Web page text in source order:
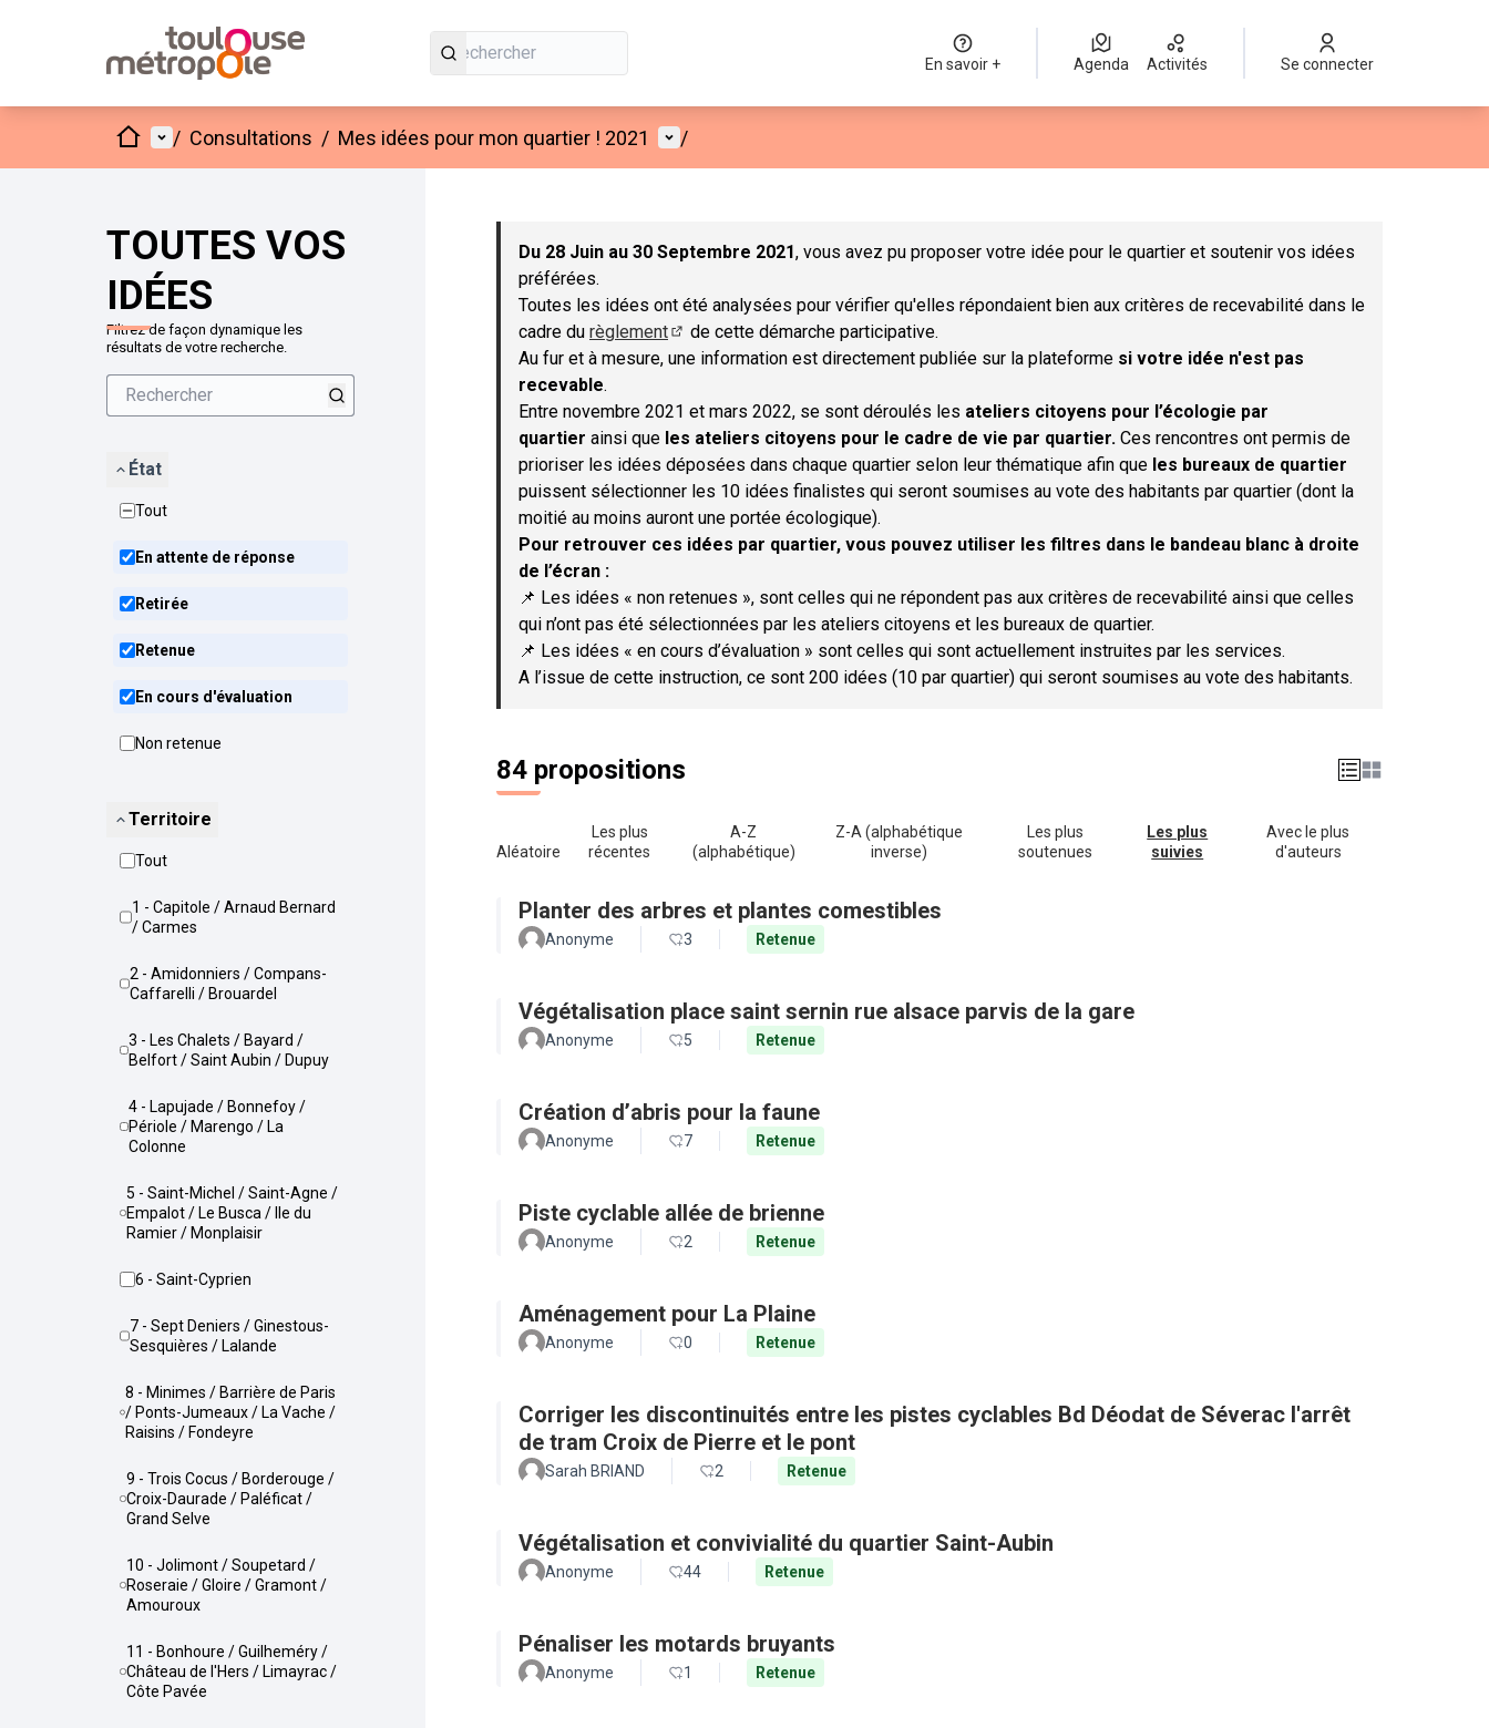
En savoir + Agenda Activités Se connecter
AccueilMenu principal
/ Consultations / Mes idées pour mon quartier ! 2021 Menu utilisateur
/
TOUTES VOS
IDÉES
Filtrez de façon dynamique les
résultats de votre recherche.
État
Tout
En attente de réponse
Retirée
Retenue
En cours d'évaluation
Non retenue
Territoire
Tout
1 - Capitole / Arnaud Bernard
/ Carmes
2 - Amidonniers / Compans-
Caffarelli / Brouardel
3 - Les Chalets / Bayard /
Belfort / Saint Aubin / Dupuy
4 - Lapujade / Bonnefoy /
Périole / Marengo / La
Colonne
5 - Saint-Michel / Saint-Agne /
Empalot / Le Busca / Ile du
Ramier / Monplaisir
6 - Saint-Cyprien
7 - Sept Deniers / Ginestous-
Sesquières / Lalande
8 - Minimes / Barrière de Paris
/ Ponts-Jumeaux / La Vache /
Raisins / Fondeyre
9 - Trois Cocus / Borderouge /
Croix-Daurade / Paléficat /
Grand Selve
10 - Jolimont / Soupetard /
Roseraie / Gloire / Gramont /
Amouroux
11 - Bonhoure / Guilheméry /
Château de l'Hers / Limayrac /
Côte Pavée
Passer la carte
Du 28 Juin au 30 Septembre 2021, vous avez pu proposer votre idée pour le quartier et soutenir vos idées
préférées.
Toutes les idées ont été analysées pour vérifier qu'elles répondaient bien aux critères de recevabilité dans le
cadre du règlement
(S'ouvre dans un nouvel onglet)
de cette démarche participative.
Au fur et à mesure, une information est directement publiée sur la plateforme si votre idée n'est pas
recevable.
Entre novembre 2021 et mars 2022, se sont déroulés les ateliers citoyens pour l’écologie par
quartier ainsi que les ateliers citoyens pour le cadre de vie par quartier. Ces rencontres ont permis de
prioriser les idées déposées dans chaque quartier selon leur thématique afin que les bureaux de quartier
puissent sélectionner les 10 idées finalistes qui seront soumises au vote des habitants par quartier (dont la
moitié au moins auront une portée écologique).
Pour retrouver ces idées par quartier, vous pouvez utiliser les filtres dans le bandeau blanc à droite
de l’écran :
📌 Les idées « non retenues », sont celles qui ne répondent pas aux critères de recevabilité ainsi que celles
qui n’ont pas été sélectionnées par les ateliers citoyens et les bureaux de quartier.
📌 Les idées « en cours d’évaluation » sont celles qui sont actuellement instruites par les services.
A l’issue de cette instruction, ce sont 200 idées (10 par quartier) qui seront soumises au vote des habitants.
84 propositions
Aléatoire
Les plus
récentes
A-Z
(alphabétique)
Z-A (alphabétique
inverse)
Les plus
soutenues
Les plus
suivies
Avec le plus
d'auteurs
Planter des arbres et plantes comestibles
Anonyme 3 Retenue
Végétalisation place saint sernin rue alsace parvis de la gare
Anonyme 5 Retenue
Création d’abris pour la faune
Anonyme 7 Retenue
Piste cyclable allée de brienne
Anonyme 2 Retenue
Aménagement pour La Plaine
Anonyme 0 Retenue
Corriger les discontinuités entre les pistes cyclables Bd Déodat de Séverac l'arrêt
de tram Croix de Pierre et le pont
Sarah BRIAND 2 Retenue
Végétalisation et convivialité du quartier Saint-Aubin
Anonyme 44 Retenue
Pénaliser les motards bruyants
Anonyme 1 Retenue